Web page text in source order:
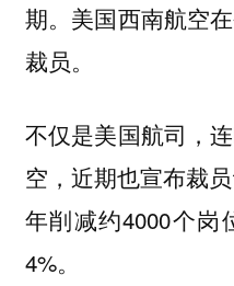
期。美国西南航空
裁员。
不仅是美国航司，
空，近期也宣布裁
年削减约4000个岗
4%。